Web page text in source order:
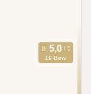
19 Bew.